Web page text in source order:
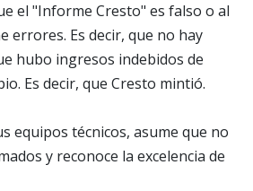
el "Informe Cresto" es falso o al
errores. Es decir, que no hay
hubo ingresos indebidos de
Es decir, que Cresto mintió.
equipos técnicos, asume que no
y reconoce la excelencia de